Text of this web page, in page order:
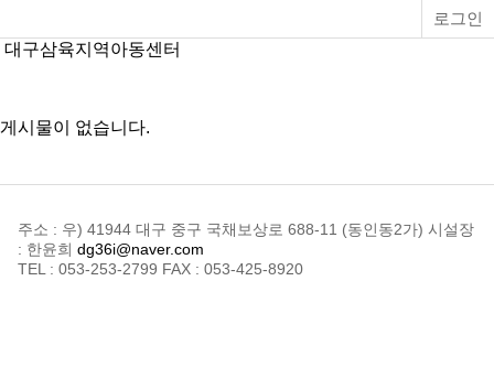
로그인
대구삼육지역아동센터
게시물이 없습니다.
주소 : 우) 41944 대구 중구 국채보상로 688-11 (동인동2가) 시설장
: 한윤희 dg36i@naver.com
TEL : 053-253-2799 FAX : 053-425-8920